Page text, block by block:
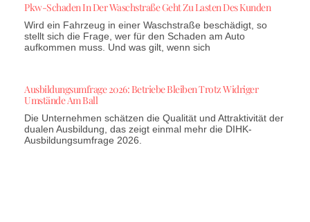
Pkw-Schaden In Der Waschstraße Geht Zu Lasten Des Kunden
Wird ein Fahrzeug in einer Waschstraße beschädigt, so
stellt sich die Frage, wer für den Schaden am Auto
aufkommen muss. Und was gilt, wenn sich
Ausbildungsumfrage 2026: Betriebe Bleiben Trotz Widriger
Umstände Am Ball
Die Unternehmen schätzen die Qualität und Attraktivität der
dualen Ausbildung, das zeigt einmal mehr die DIHK-
Ausbildungsumfrage 2026.